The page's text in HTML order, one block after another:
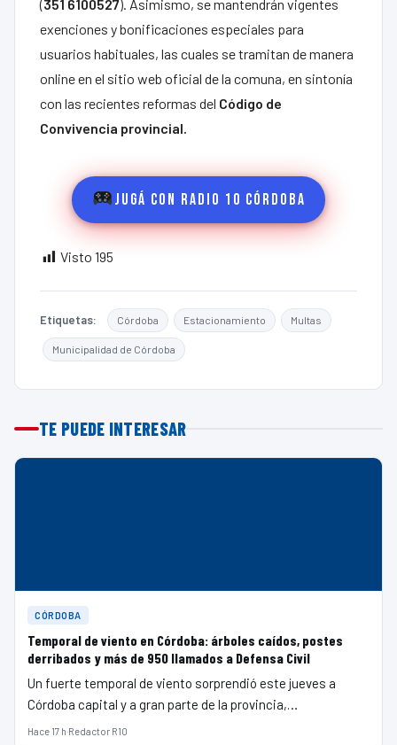
(351 6100527). Asimismo, se mantendrán vigentes
exenciones y bonificaciones especiales para
usuarios habituales, las cuales se tramitan de manera
online en el sitio web oficial de la comuna, en sintonía
con las recientes reformas del Código de
Convivencia provincial.
Jugá con Radio 10 Córdoba
Visto 195
Etiquetas: Córdoba Estacionamiento Multas
Municipalidad de Córdoba
TE PUEDE INTERESAR
CÓRDOBA
Temporal de viento en Córdoba: árboles caídos, postes
derribados y más de 950 llamados a Defensa Civil
Un fuerte temporal de viento sorprendió este jueves a
Córdoba capital y a gran parte de la provincia,…
Hace 17 h·Redactor R10